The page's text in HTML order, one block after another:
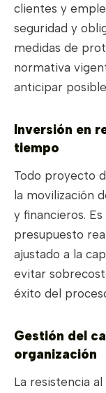
clientes y
seguridad y
medidas de
normativa
anticipar
Inversión en
tiempo
Todo proyecto
la movilización
y financieros.
presupuesto
ajustado a la
evitar
éxito del
Gestión del
organización
La resistencia